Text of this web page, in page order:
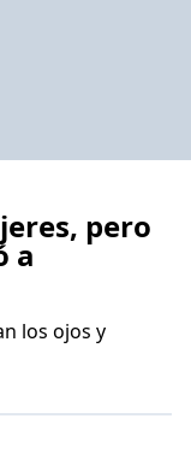
pero
a
los ojos y